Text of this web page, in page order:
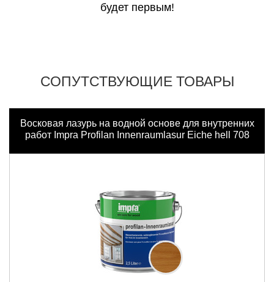
будет первым!
СОПУТСТВУЮЩИЕ ТОВАРЫ
Восковая лазурь на водной основе для внутренних
работ Impra Profilan Innenraumlasur Eiche hell 708